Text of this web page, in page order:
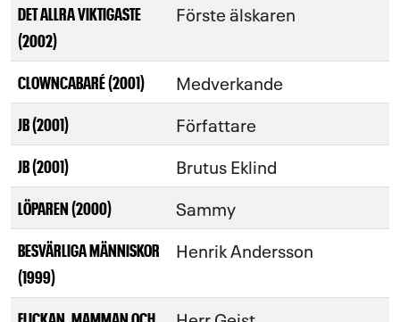
DET ALLRA VIKTIGASTE
(2002)
Förste älskaren
CLOWNCABARÉ (2001) Medverkande
JB (2001) Författare
JB (2001) Brutus Eklind
LÖPAREN (2000) Sammy
BESVÄRLIGA MÄNNISKOR
(1999)
Henrik Andersson